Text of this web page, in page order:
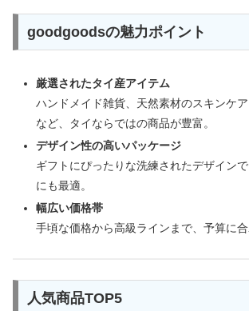
goodgoodsの魅力ポイント
厳選されたタイ産アイテム
ハンドメイド雑貨、天然素材のスキンケ
など、タイならではの商品が豊富。
デザイン性の高いパッケージ
ギフトにぴったりな洗練されたデザイン
にも最適。
幅広い価格帯
手頃な価格から高級ラインまで、予算に合
人気商品TOP5